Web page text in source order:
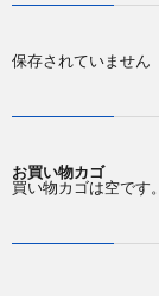
保存されていません
お買い物カゴ
買い物カゴは空です。